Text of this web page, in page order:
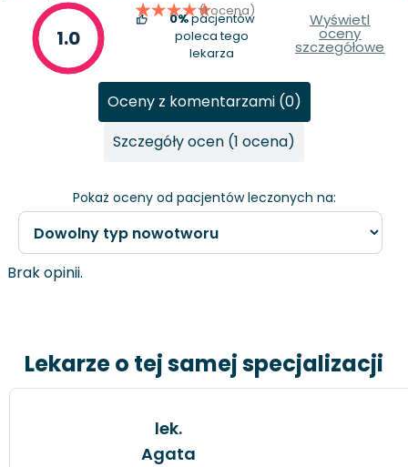
1.0
(1 ocena)
0%pacjentów
poleca tego
lekarza
Wyświetl
oceny
szczegółowe
Pokaż oceny od pacjentów leczonych na:
Oceny z komentarzami (0)
Szczegóły ocen (1 ocena)
Brak opinii.
Lekarze o tej samej specjalizacji
lek.
Agata